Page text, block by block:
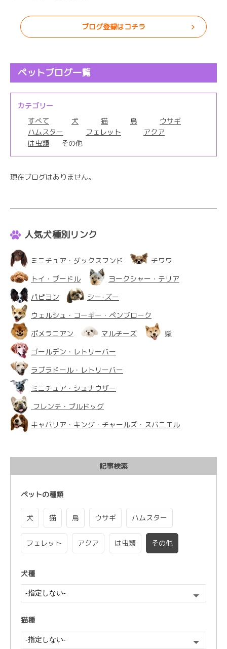
ブログ登録はコチラ
ペットブログ一覧
カテゴリー
すべて
犬 猫 鳥
ウサギ
ハムスター
フェレット
アクア
は虫類
その他
現在ブログはありません。
人気犬種別リンク
ミニチュア・ダックスフンド
チワワ
トイ・プードル
ヨークシャー・テリア
パピヨン
シー･ズー
ウェルシュ・コーギー・ペンブローク
ポメラニアン
マルチーズ
柴
ゴールデン・レトリーバー
ラブラドール・レトリーバー
ミニチュア・シュナウザー
フレンチ・ブルドッグ
キャバリア・キング・チャールズ・スパニエル
記事検索
ペットの種類
犬 猫 鳥 ウサギ ハムスター
フェレット アクア は虫類 その他
犬種
猫種